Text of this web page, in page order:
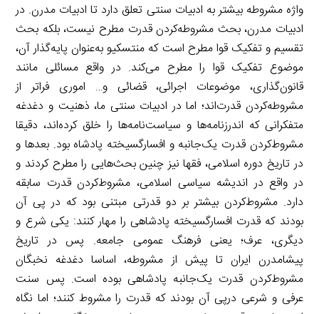
واژه مشروطه بیشتر به ادبیات سنتی تعلق دارد تا ادبیات مدرن. در
ادبیات مدرن، بحث مشروطه‌کردن قدرت مطرح نیست، بلکه بحث
تقسیم و تفکیک قوا مطرح است که منتسکیو به‌عنوان پایه‌گذار آن،
موضوع تفکیک قوا را مطرح می‌کند. در واقع مسائلی مانند
قانون‌گذاری، موضوعات اجرائی، قضائی و… اموری فراتر از
مشروطه‌کردن قدرت‌اند؛ اما در ادبیات سنتی ما، ذهنیت و دغدغه
متفکرانی که اندرزنامه‌ها و سیاست‌نامه‌ها را خلق کرده‌ا‌ند، دقیقا
مشروط‌کردن قدرت یک‌جانبه و افسارگسیخته پادشاه بود. بعدها و
در تاریخ دوره اسلامی، فقها نیز چنین بحث‌هایی را مطرح کردند و
در واقع در اندیشه سیاسی اسلامی، مشروط‌کردن قدرت سابقه
دارد. مشروط‌کردن بیشتر بر دو قدرتی مبتنی بود که در پی آن
بودند که قدرت افسارگسیخته پادشاهی را مهار کنند: یکی شرع و
دیگری، عرف؛ یعنی فرهنگ عمومی جامعه. پس در تاریخ
پیشامدرن ایران تا پیش از مشروطه، اساسا دغدغه نخبگان
مشروط‌کردن قدرت یک‌جانبه پادشاهی بوده است. پس سنت
عرفی و شرعی در‌پی آن بودند که قدرت را مشروط کنند؛ اما نگاه